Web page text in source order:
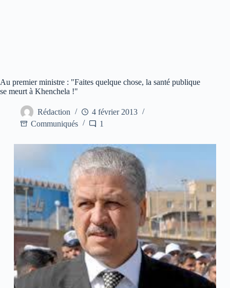
Au premier ministre : "Faites quelque chose, la santé publique
se meurt à Khenchela !"
Rédaction
4 février 2013
Communiqués
1